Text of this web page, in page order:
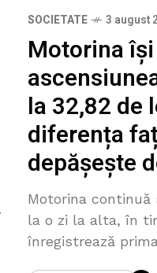
SOCIETATE 3 august
Motorina
la 32,82 de
diferența
depășește
Motorina continuă
la o zi la alta, în
înregistrează